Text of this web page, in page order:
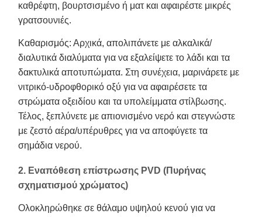
καθρέφτη, βουρτσισμένο ή ματ και αφαιρέστε μικρές
γρατσουνιές.
Καθαρισμός: Αρχικά, απολιπάνετε με αλκαλικά/
διαλυτικά διαλύματα για να εξαλείψετε το λάδι και τα
δακτυλικά αποτυπώματα. Στη συνέχεια, μαρινάρετε με
νιτρικό-υδροφθορικό οξύ για να αφαιρέσετε τα
στρώματα οξειδίου και τα υπολείμματα στίλβωσης.
Τέλος, ξεπλύνετε με απιονισμένο νερό και στεγνώστε
με ζεστό αέρα/υπέρυθρες για να αποφύγετε τα
σημάδια νερού.
2. Εναπόθεση επίστρωσης PVD (Πυρήνας
σχηματισμού χρώματος)
Ολοκληρώθηκε σε θάλαμο υψηλού κενού για να